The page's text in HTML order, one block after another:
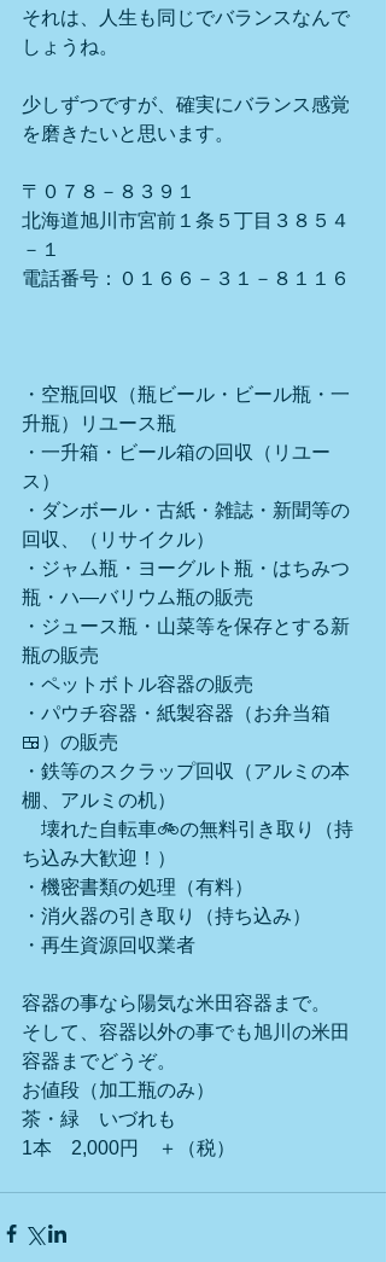
それは、人生も同じでバランスなんで
しょうね。
少しずつですが、確実にバランス感覚
を磨きたいと思います。
〒０７８－８３９１
北海道旭川市宮前１条５丁目３８５４
－１
電話番号：０１６６－３１－８１１６
・空瓶回収（瓶ビール・ビール瓶・一
升瓶）リユース瓶
・一升箱・ビール箱の回収（リユー
ス）
・ダンボール・古紙・雑誌・新聞等の
回収、（リサイクル）
・ジャム瓶・ヨーグルト瓶・はちみつ
瓶・ハ―バリウム瓶の販売
・ジュース瓶・山菜等を保存とする新
瓶の販売
・ペットボトル容器の販売
・パウチ容器・紙製容器（お弁当箱
🍱）の販売
・鉄等のスクラップ回収（アルミの本
棚、アルミの机）
壊れた自転車🚲の無料引き取り（持
ち込み大歓迎！）
・機密書類の処理（有料）
・消火器の引き取り（持ち込み）
・再生資源回収業者
容器の事なら陽気な米田容器まで。
そして、容器以外の事でも旭川の米田
容器までどうぞ。
お値段（加工瓶のみ）
茶・緑　いづれも
1本　2,000円　＋（税）